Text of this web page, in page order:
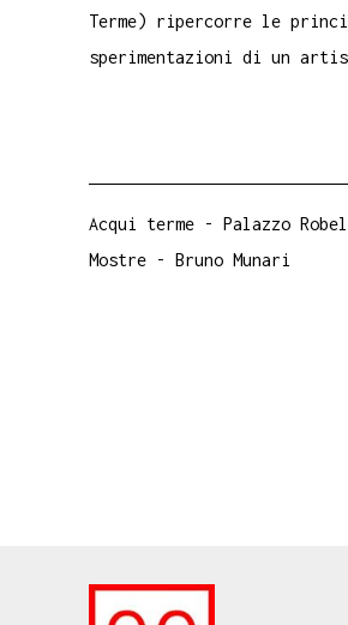
Terme) ripercorre le
sperimentazioni di un
Acqui terme - Palazzo
Mostre - Bruno Munari